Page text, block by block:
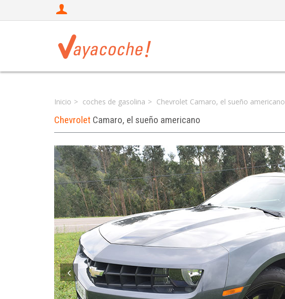
Inicio coches de gasolina Chevrolet Camaro, el sueño americano
Chevrolet Camaro, el sueño americano